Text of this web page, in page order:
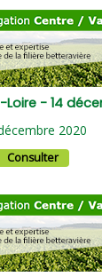
- 14
2020
Consulter